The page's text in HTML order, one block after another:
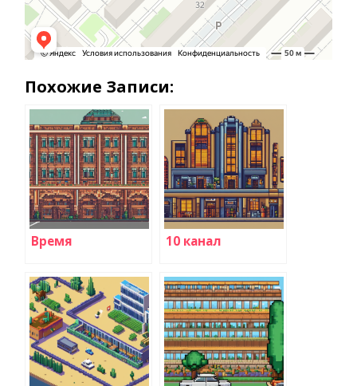
Похожие Записи:
Время 10 канал